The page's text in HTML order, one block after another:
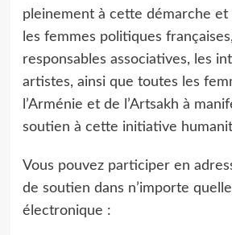
pleinement à cette démarche et
les femmes politiques
responsables associatives, les
artistes, ainsi que toutes les
l’Arménie et de l’Artsakh à
soutien à cette initiative
Vous pouvez participer en
de soutien dans n’importe
électronique :